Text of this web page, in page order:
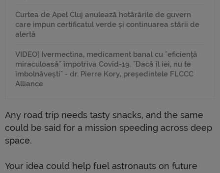
Curtea de Apel Cluj anulează hotărârile de guvern
care impun certificatul verde și continuarea stării de
alertă
VIDEO| Ivermectina, medicament banal cu "eficiență
miraculoasă" împotriva Covid-19. "Dacă îl iei, nu te
îmbolnăvești" - dr. Pierre Kory, președintele FLCCC
Alliance
Any road trip needs tasty snacks, and the same
could be said for a mission speeding across deep
space.
Your idea could help fuel astronauts on future